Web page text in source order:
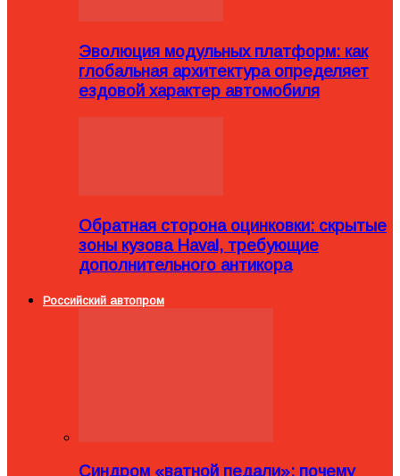
Эволюция модульных платформ: как
глобальная архитектура определяет
ездовой характер автомобиля
Обратная сторона оцинковки: скрытые
зоны кузова Haval, требующие
дополнительного антикора
Российский автопром
Синдром «ватной педали»: почему